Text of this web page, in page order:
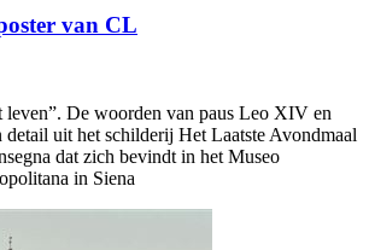
van CL
leven”. De woorden van paus Leo XIV en
detail uit het schilderij Het Laatste Avondmaal
dat zich bevindt in het Museo
in Siena